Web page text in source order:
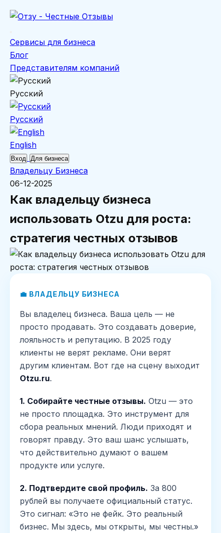
Сервисы для бизнеса
Блог
Представителям компаний
Русский
Русский
English
Вход Для бизнеса
Владельцу Бизнеса
06-12-2025
Как владельцу бизнеса
использовать Otzu для роста:
стратегия честных отзывов
💼 ВЛАДЕЛЬЦУ БИЗНЕСА
Вы владелец бизнеса. Ваша цель — не
просто продавать. Это создавать доверие,
лояльность и репутацию. В 2025 году
клиенты не верят рекламе. Они верят
другим клиентам. Вот где на сцену выходит
Otzu.ru.
1. Собирайте честные отзывы. Otzu — это
не просто площадка. Это инструмент для
сбора реальных мнений. Люди приходят и
говорят правду. Это ваш шанс услышать,
что действительно думают о вашем
продукте или услуге.
2. Подтвердите свой профиль. За 800
рублей вы получаете официальный статус.
Это сигнал: «Это не фейк. Это реальный
бизнес. Мы здесь, мы открыты, мы честны.»